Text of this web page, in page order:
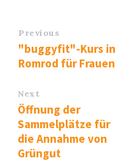
Previous
"buggyfit"-Kurs in
Romrod für Frauen
Next
Öffnung der
Sammelplätze für
die Annahme von
Grüngut